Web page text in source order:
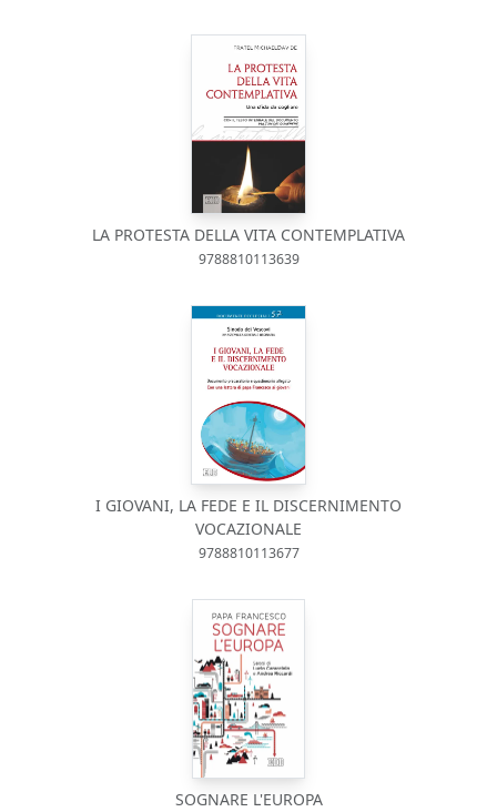
LA PROTESTA DELLA VITA CONTEMPLATIVA
9788810113639
I GIOVANI, LA FEDE E IL DISCERNIMENTO
VOCAZIONALE
9788810113677
SOGNARE L'EUROPA